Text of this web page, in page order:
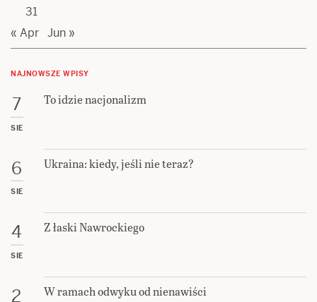
31
« Apr Jun »
NAJNOWSZE WPISY
7
SIE
To idzie nacjonalizm
6
SIE
Ukraina: kiedy, jeśli nie teraz?
4
SIE
Z łaski Nawrockiego
2 W ramach odwyku od nienawiści